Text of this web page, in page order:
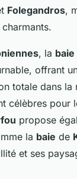
Folegandros,
, la baie
offrant
totale dans la
célèbres pour
propose
la baie de
et ses